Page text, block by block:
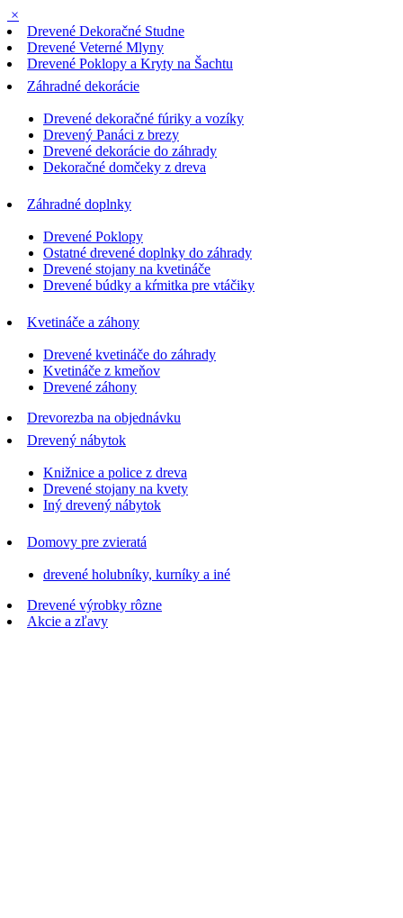
×
Drevené Dekoračné Studne
Drevené Veterné Mlyny
Drevené Poklopy a Kryty na Šachtu
Záhradné dekorácie
Drevené dekoračné fúriky a vozíky
Drevený Panáci z brezy
Drevené dekorácie do záhrady
Dekoračné domčeky z dreva
Záhradné doplnky
Drevené Poklopy
Ostatné drevené doplnky do záhrady
Drevené stojany na kvetináče
Drevené búdky a kŕmitka pre vtáčiky
Kvetináče a záhony
Drevené kvetináče do záhrady
Kvetináče z kmeňov
Drevené záhony
Drevorezba na objednávku
Drevený nábytok
Knižnice a police z dreva
Drevené stojany na kvety
Iný drevený nábytok
Domovy pre zvieratá
drevené holubníky, kurníky a iné
Drevené výrobky rôzne
Akcie a zľavy